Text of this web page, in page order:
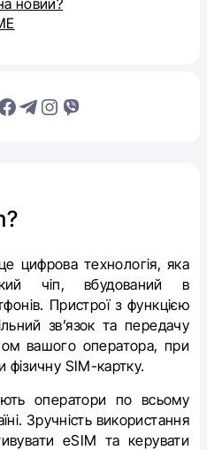
цифрова технологія, яка
чіп, вбудований в
Пристрої з функцією
зв’язок та передачу
вашого оператора, при
SIM-картку.
оператори по всьому
Зручність використання
eSIM та керувати
новий?